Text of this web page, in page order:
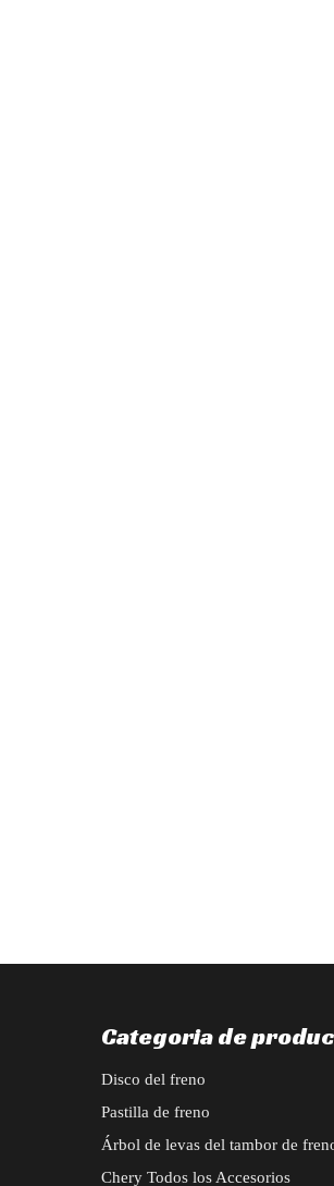
con una exportación exitosa de
exteriores automotrices BAIC X55: marco
Categoria de
Disco del freno
Pastilla de freno
Árbol de levas del tambor de
Chery Todos los Accesorios